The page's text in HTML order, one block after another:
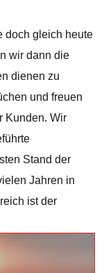
doch gleich heute
wir dann die
dienen zu
und freuen
Kunden. Wir
Stand der
Jahren in
ist der